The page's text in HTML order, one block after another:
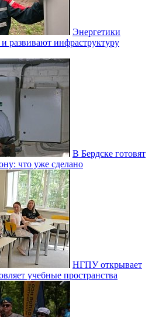
Энергетики
развивают инфраструктуру
В Бердске готовят
что уже сделано
НГПУ открывает
учебные пространства